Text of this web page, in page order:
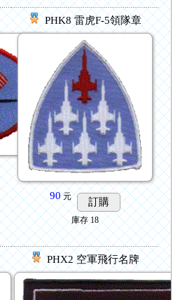
PHK8 雷虎F-5領隊章
90元 訂購
庫存 18
PHX2 空軍飛行名牌